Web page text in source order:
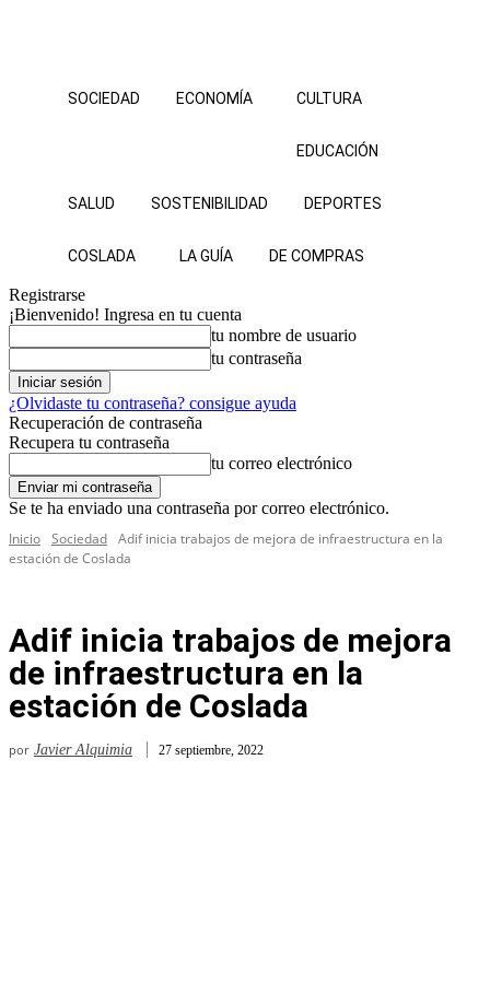
SOCIEDAD ECONOMÍA CULTURA
EDUCACIÓN
SALUD SOSTENIBILIDAD DEPORTES
COSLADA LA GUÍA DE COMPRAS
Registrarse
¡Bienvenido! Ingresa en tu cuenta
tu nombre de usuario
tu contraseña
¿Olvidaste tu contraseña? consigue ayuda
Recuperación de contraseña
Recupera tu contraseña
tu correo electrónico
Se te ha enviado una contraseña por correo electrónico.
Inicio Sociedad Adif inicia trabajos de mejora de infraestructura en la
estación de Coslada
Adif inicia trabajos de mejora
de infraestructura en la
estación de Coslada
por Javier Alquimia 27 septiembre, 2022